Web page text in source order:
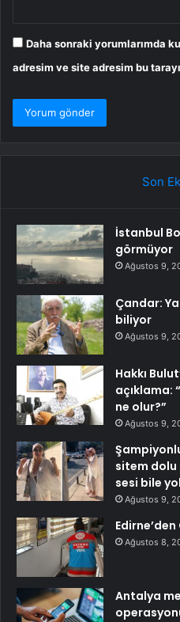
Daha sonraki yorumlarımda
adresim ve site adresim bu
Son
İstanbul
görmüyor
Ağustos 9,
Çandar:
biliyor
Ağustos 9,
Hakkı
açıklama:
ne olur?”
Ağustos 9,
sitem dolu
sesi bile
Ağustos 9,
Ağustos 8,
Antalya